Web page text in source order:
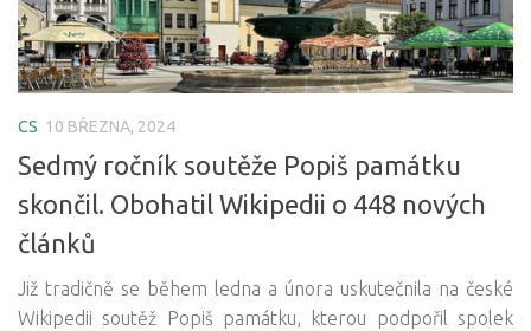
CS 10 BŘEZNA, 2024
Sedmý ročník soutěže Popiš památku
skončil. Obohatil Wikipedii o 448 nových
článků
Již tradičně se během ledna a února uskutečnila na české
Wikipedii soutěž Popiš památku, kterou podpořil spolek